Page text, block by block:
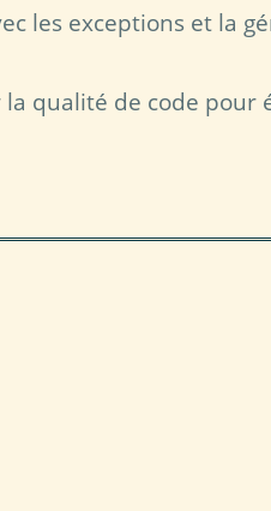
les exceptions et la
qualité de code pour